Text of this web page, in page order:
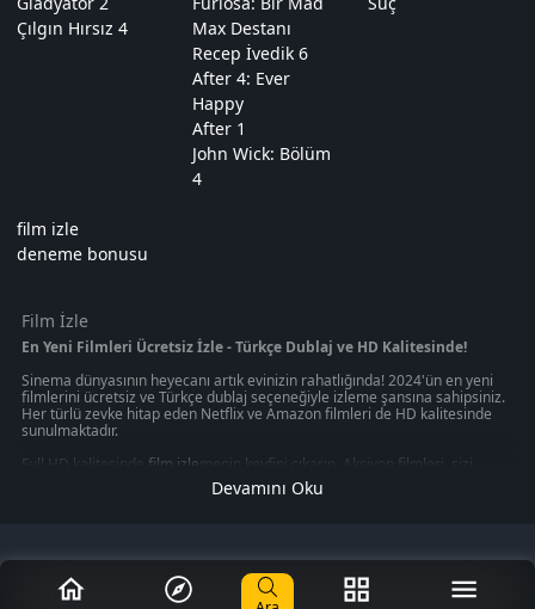
Çılgın Hırsız 4
Max Destanı
Recep İvedik 6
After 4: Ever
Happy
After 1
John Wick: Bölüm
4
film izle
deneme bonusu
Film İzle
En Yeni Filmleri Ücretsiz İzle - Türkçe Dublaj ve HD Kalitesinde!
Sinema dünyasının heyecanı artık evinizin rahatlığında! 2024'ün en yeni
filmlerini ücretsiz ve Türkçe dublaj seçeneğiyle izleme şansına sahipsiniz.
Her türlü zevke hitap eden Netflix ve Amazon filmleri de HD kalitesinde
sunulmaktadır.
Full HD kalitesinde film izle menin keyfini çıkarın. Aksiyon filmleri, sizi
gerilim dolu anların içine çekerken, macera filmleri sizi uzak diyarlara
götürecek. Korku filmleri, heyecan dolu anlar yaşamanızı sağlarken, en
şekilde yaşatmayı hedefliyor. Bu platformlar, sizin için en iyi seçenekleri
sunmak için sürekli olarak güncellenmektedir. En yeni filmleri, en yüksek
kalitede ve Türkçe dublaj seçeneğiyle izleyerek sinema keyfini doyasıya
Devamını Oku